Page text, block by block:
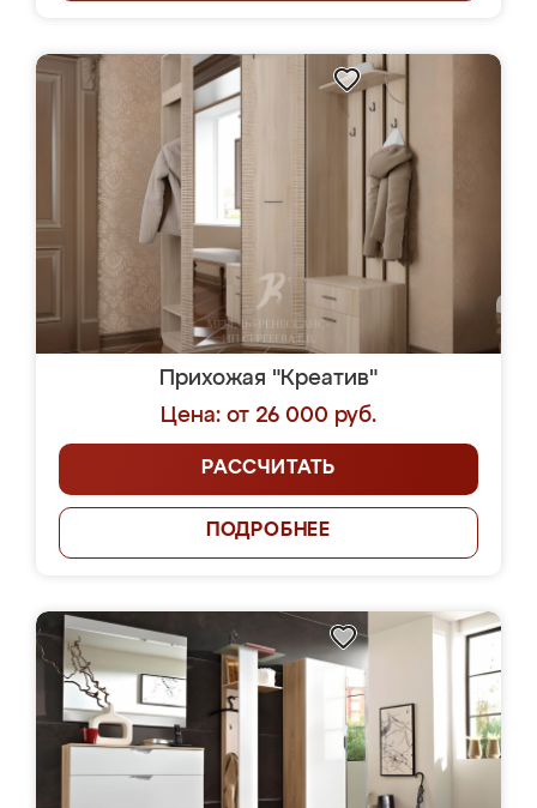
Прихожая "Креатив"
Цена: от 26 000 руб.
РАССЧИТАТЬ
ПОДРОБНЕЕ